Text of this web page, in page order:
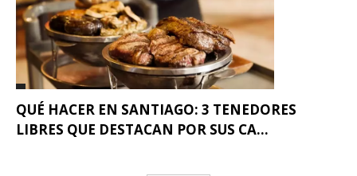
QUÉ HACER EN SANTIAGO: 3 TENEDORES
LIBRES QUE DESTACAN POR SUS CA...